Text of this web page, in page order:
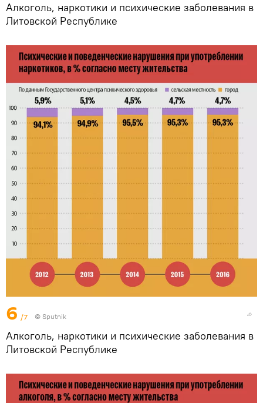
Алкоголь, наркотики и психические заболевания в
Литовской Республике
6 /7 © Sputnik
Алкоголь, наркотики и психические заболевания в
Литовской Республике